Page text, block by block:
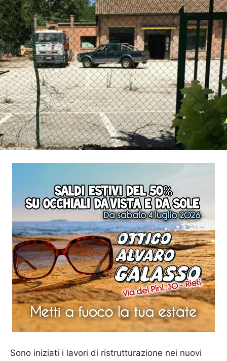
Sono iniziati i lavori di ristrutturazione nei nuovi